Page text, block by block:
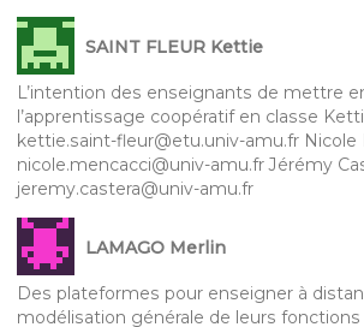
SAINT FLEUR Kettie
L’intention des enseignants de mettre
l’apprentissage coopératif en classe
kettie.saint-fleur@etu.univ-amu.fr Nicole
nicole.mencacci@univ-amu.fr Jérémy
jeremy.castera@univ-amu.fr
LAMAGO Merlin
Des plateformes pour enseigner à
modélisation générale de leurs fonctions